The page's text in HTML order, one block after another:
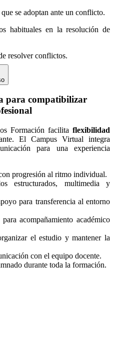
se adoptan ante un conflicto.
habituales en la resolución de
resolver conflictos.
para compatibilizar
Formación facilita flexibilidad
El Campus Virtual integra
para una experiencia
progresión al ritmo individual.
estructurados, multimedia y
para transferencia al entorno
acompañamiento académico
el estudio y mantener la
con el equipo docente.
durante toda la formación.